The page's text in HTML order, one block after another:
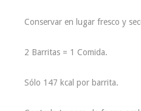
Conservar en lugar fresco y
2 Barritas = 1 Comida.
Sólo 147 kcal por barrita.